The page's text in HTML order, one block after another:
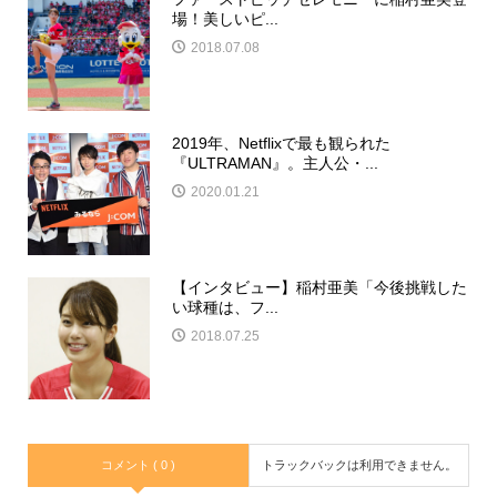
場！美しいピ...
2018.07.08
2019年、Netflixで最も観られた
『ULTRAMAN』。主人公・...
2020.01.21
【インタビュー】稲村亜美「今後挑戦した
い球種は、フ...
2018.07.25
コメント ( 0 ) トラックバックは利用できません。